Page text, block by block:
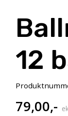
12
79,00,-